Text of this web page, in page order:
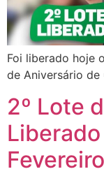
Foi liberado hoje
de Aniversário de
2º Lote
Fevereiro